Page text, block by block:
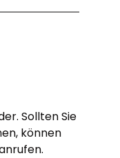
Sollten Sie
können